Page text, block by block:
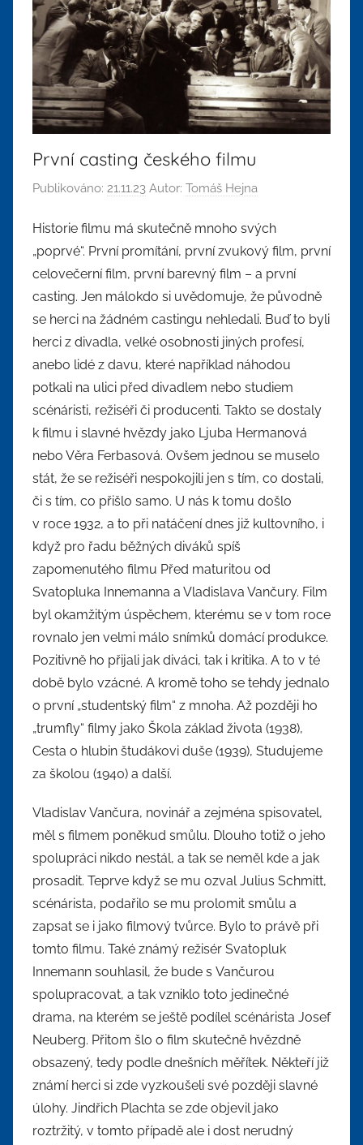
První casting českého filmu
Publikováno: 21.11.23 Autor: Tomáš Hejna
Historie filmu má skutečně mnoho svých
„poprvé“. První promítání, první zvukový film, první
celovečerní film, první barevný film – a první
casting. Jen málokdo si uvědomuje, že původně
se herci na žádném castingu nehledali. Buď to byli
herci z divadla, velké osobnosti jiných profesí,
anebo lidé z davu, které například náhodou
potkali na ulici před divadlem nebo studiem
scénáristi, režiséři či producenti. Takto se dostaly
k filmu i slavné hvězdy jako Ljuba Hermanová
nebo Věra Ferbasová. Ovšem jednou se muselo
stát, že se režiséři nespokojili jen s tím, co dostali,
či s tím, co přišlo samo. U nás k tomu došlo
v roce 1932, a to při natáčení dnes již kultovního, i
když pro řadu běžných diváků spíš
zapomenutého filmu Před maturitou od
Svatopluka Innemanna a Vladislava Vančury. Film
byl okamžitým úspěchem, kterému se v tom roce
rovnalo jen velmi málo snímků domácí produkce.
Pozitivně ho přijali jak diváci, tak i kritika. A to v té
době bylo vzácné. A kromě toho se tehdy jednalo
o první „studentský film“ z mnoha. Až později ho
„trumfly“ filmy jako Škola základ života (1938),
Cesta o hlubin študákovi duše (1939), Studujeme
za školou (1940) a další.
Vladislav Vančura, novinář a zejména spisovatel,
měl s filmem poněkud smůlu. Dlouho totiž o jeho
spolupráci nikdo nestál, a tak se neměl kde a jak
prosadit. Teprve když se mu ozval Julius Schmitt,
scénárista, podařilo se mu prolomit smůlu a
zapsat se i jako filmový tvůrce. Bylo to právě při
tomto filmu. Také známý režisér Svatopluk
Innemann souhlasil, že bude s Vančurou
spolupracovat, a tak vzniklo toto jedinečné
drama, na kterém se ještě podílel scénárista Josef
Neuberg. Přitom šlo o film skutečně hvězdně
obsazený, tedy podle dnešních měřítek. Někteří již
známí herci si zde vyzkoušeli své později slavné
úlohy. Jindřich Plachta se zde objevil jako
roztržitý, v tomto případě ale i dost nerudný